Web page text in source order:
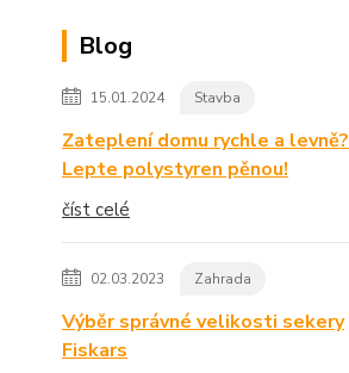
Blog
15.01.2024 Stavba
Zateplení domu rychle a levně?
Lepte polystyren pěnou!
číst celé
02.03.2023 Zahrada
Výběr správné velikosti sekery
Fiskars